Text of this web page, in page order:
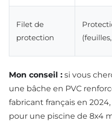
Filet de
protection
Mon conseil : si vous
une bâche en PVC
fabricant français en
pour une piscine de 8x4